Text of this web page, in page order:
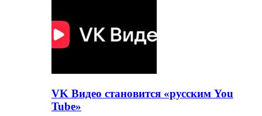
VK Видео становится «русским You
Tube»